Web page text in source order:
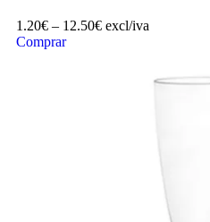
1.20€ – 12.50€ excl/iva
Comprar